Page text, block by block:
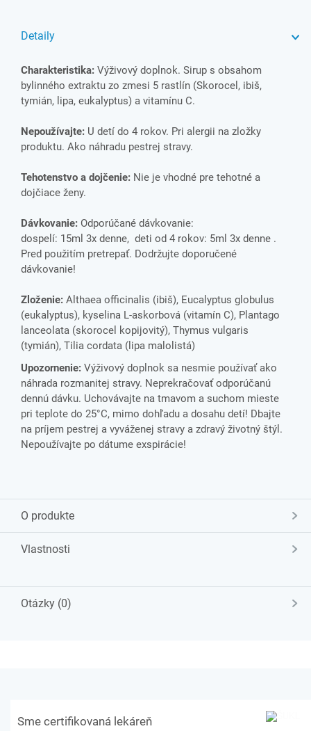
Detaily
Charakteristika: Výživový doplnok. Sirup s obsahom
bylinného extraktu zo zmesi 5 rastlín (Skorocel, ibiš,
tymián, lipa, eukalyptus) a vitamínu C.
Nepoužívajte: U detí do 4 rokov. Pri alergii na zložky
produktu. Ako náhradu pestrej stravy.
Tehotenstvo a dojčenie: Nie je vhodné pre tehotné a
dojčiace ženy.
Dávkovanie: Odporúčané dávkovanie:
dospelí: 15ml 3x denne, deti od 4 rokov: 5ml 3x denne .
Pred použitím pretrepať. Dodržujte doporučené
dávkovanie!
Zloženie: Althaea officinalis (ibiš), Eucalyptus globulus
(eukalyptus), kyselina L-askorbová (vitamín C), Plantago
lanceolata (skorocel kopijovitý), Thymus vulgaris
(tymián), Tilia cordata (lipa malolistá)
Upozornenie: Výživový doplnok sa nesmie používať ako
náhrada rozmanitej stravy. Neprekračovať odporúčanú
dennú dávku. Uchovávajte na tmavom a suchom mieste
pri teplote do 25°C, mimo dohľadu a dosahu detí! Dbajte
na príjem pestrej a vyváženej stravy a zdravý životný štýl.
Nepoužívajte po dátume exspirácie!
O produkte
Vlastnosti
Otázky (0)
Sme certifikovaná lekáreň